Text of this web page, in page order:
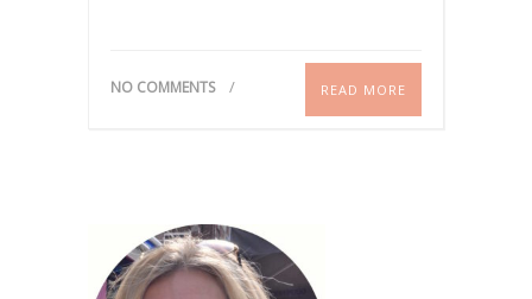
NO COMMENTS READ MORE